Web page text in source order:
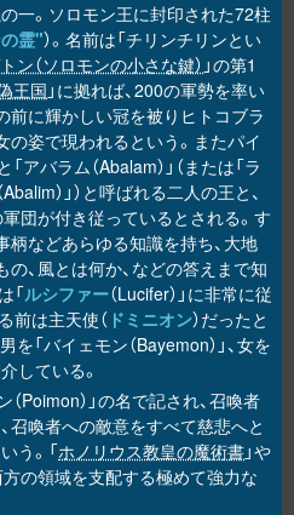
一。ソロモン王に封印された72柱
霊"）。名前は「チリンチリンとい
ン（ソロモンの小さな鍵） 」の第1
王国 」に拠れば、200の軍勢を率い
前に輝かしい冠を被りヒトコブラ
の姿で現われるという。またパイ
アバラム（Abalam）」（または「ラ
）」）と呼ばれる二人の王と、
軍団が付き従っているとされる。す
柄などあらゆる知識を持ち、大地
の、風とは何か、などの答えまで知
「ルシファー（Lucifer）」に非常に従
前は主天使（ ドミニオン）だったと
を「バイェモン（Bayemon）」、女を
している。
（Poimon）」の名で記され、召喚者
召喚者への敵意をすべて慈悲へと
う。「ホノリウス教皇の魔術書」や
方の領域を支配する極めて強力な